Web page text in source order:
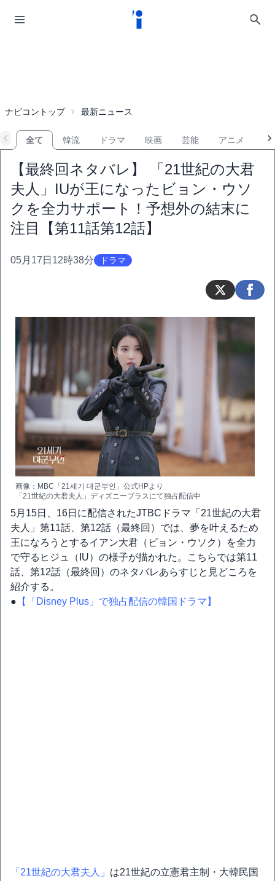
ナビコントップ 最新ニュース
全て 韓流 ドラマ 映画 芸能 アニメ
【最終回ネタバレ】 「21世紀の大君
夫人」IUが王になったビョン・ウソ
クを全力サポート！予想外の結末に
注目【第11話第12話】
05月17日12時38分 ドラマ
画像：MBC「21세기 대군부인」公式HPより
「21世紀の大君夫人」ディズニープラスにて独占配信中
5月15日、16日に配信されたJTBCドラマ「21世紀の大君
夫人」第11話、第12話（最終回）では、夢を叶えるため
王になろうとするイアン大君（ビョン・ウソク）を全力
で守るヒジュ（IU）の様子が描かれた。こちらでは第11
話、第12話（最終回）のネタバレあらすじと見どころを
紹介する。
● 【「Disney Plus」で独占配信の韓国ドラマ】
「21世紀の大君夫人」 は21世紀の立憲君主制・大韓民国